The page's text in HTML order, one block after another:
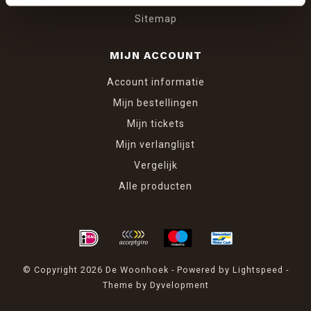
Sitemap
MIJN ACCOUNT
Account informatie
Mijn bestellingen
Mijn tickets
Mijn verlanglijst
Vergelijk
Alle producten
© Copyright 2026 De Woonhoek - Powered by Lightspeed -
Theme by Dyvelopment